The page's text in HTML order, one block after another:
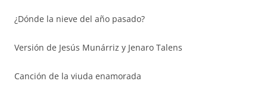
¿Dónde la nieve del año pasado?
Versión de Jesús Munárriz y Jenaro Talens
Canción de la viuda enamorada